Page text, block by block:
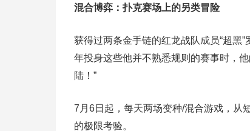
混合博弈：扑克赛场上的另类冒险
获得过两条金手链的红龙战队成员“超黑
年投身这些他并不熟悉规则的赛事时，
陆！”
7月6日起，每天两场变种/混合游戏，从
的极限考验。